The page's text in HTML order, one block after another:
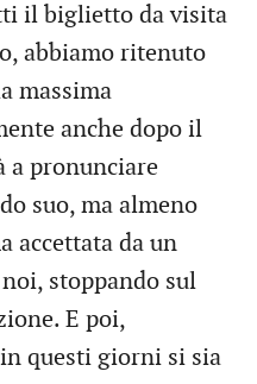
il biglietto da visita
abbiamo ritenuto
massima
anche dopo il
a pronunciare
suo, ma almeno
accettata da un
stoppando sul
E poi,
questi giorni si sia